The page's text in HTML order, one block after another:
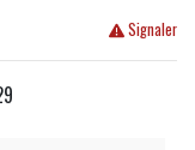
Signaler